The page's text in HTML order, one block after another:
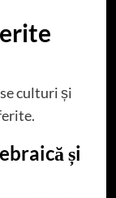
culturi și
și